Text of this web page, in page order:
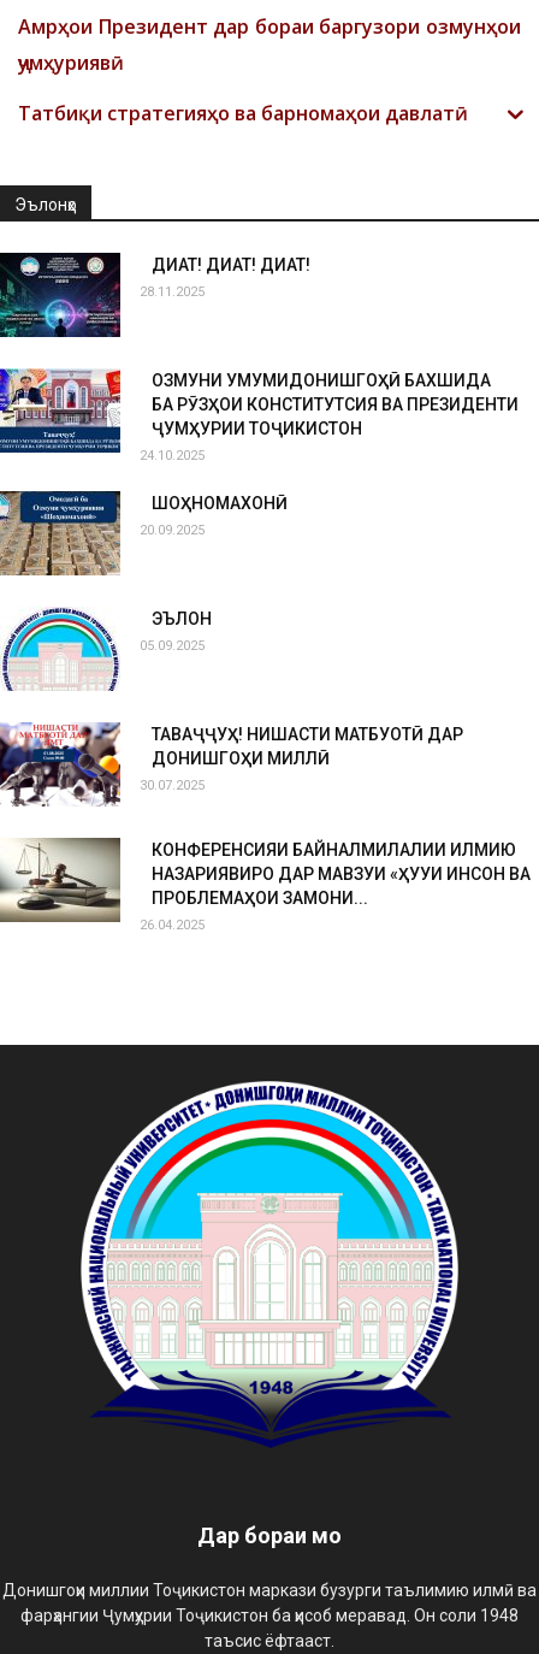
Амрҳои Президент дар бораи баргузори озмунҳои
ҷумҳуриявӣ
Татбиқи стратегияҳо ва барномаҳои давлатӣ
Эълонҳо
ДИҚҚАТ! ДИҚҚАТ! ДИҚҚАТ!
28.11.2025
ОЗМУНИ УМУМИДОНИШГОҲӢ БАХШИДА
БА РӮЗҲОИ КОНСТИТУТСИЯ ВА ПРЕЗИДЕНТИ
ҶУМҲУРИИ ТОҶИКИСТОН
24.10.2025
ШОҲНОМАХОНӢ
20.09.2025
ЭЪЛОН
05.09.2025
ТАВАҶҶУҲ! НИШАСТИ МАТБУОТӢ ДАР
ДОНИШГОҲИ МИЛЛӢ
30.07.2025
КОНФЕРЕНСИЯИ БАЙНАЛМИЛАЛИИ ИЛМИЮ
НАЗАРИЯВИРО ДАР МАВЗУИ «ҲУҚУҚИ ИНСОН ВА
ПРОБЛЕМАҲОИ ЗАМОНИ...
26.04.2025
Дар бораи мо
Донишгоҳи миллии Тоҷикистон маркази бузурги таълимию илмӣ ва
фарҳангии Ҷумҳурии Тоҷикистон ба ҳисоб меравад. Он соли 1948
таъсис ёфтааст.